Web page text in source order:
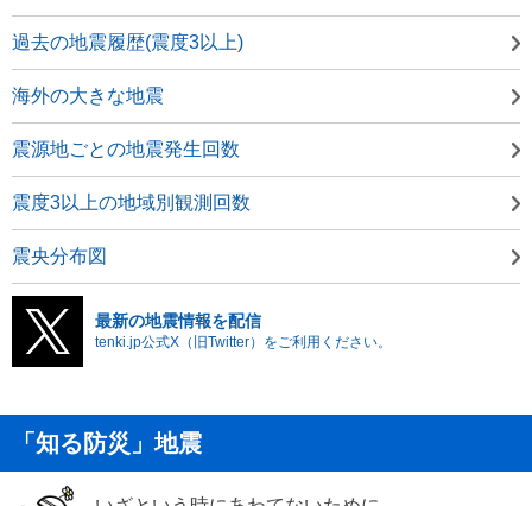
過去の地震履歴(震度3以上)
海外の大きな地震
震源地ごとの地震発生回数
震度3以上の地域別観測回数
震央分布図
最新の地震情報を配信
tenki.jp公式X（旧Twitter）をご利用ください。
「知る防災」地震